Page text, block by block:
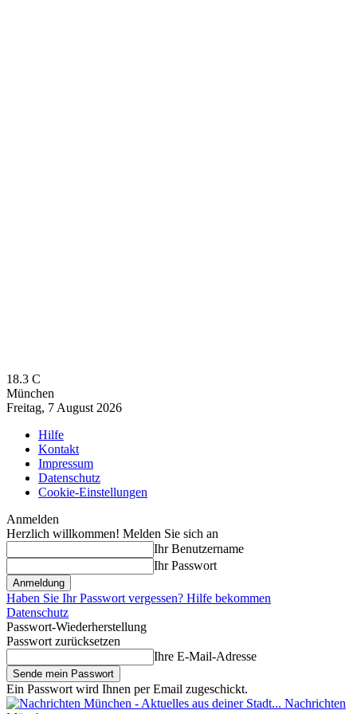
18.3 C
München
Freitag, 7 August 2026
Hilfe
Kontakt
Impressum
Datenschutz
Cookie-Einstellungen
Anmelden
Herzlich willkommen! Melden Sie sich an
Ihr Benutzername
Ihr Passwort
Haben Sie Ihr Passwort vergessen? Hilfe bekommen
Datenschutz
Passwort-Wiederherstellung
Passwort zurücksetzen
Ihre E-Mail-Adresse
Ein Passwort wird Ihnen per Email zugeschickt.
Nachrichten